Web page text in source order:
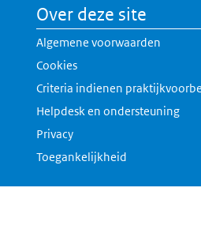
Over deze site
Algemene voorwaarden
Cookies
Criteria indienen
Helpdesk en ondersteuning
Privacy
Toegankelijkheid